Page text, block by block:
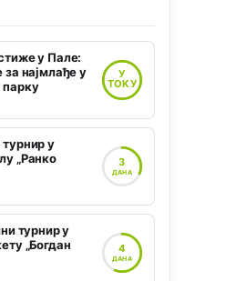
у Пале:
најмлађе у
У
ТОКУ
у
„Ранко
3
ДАНА
турнир у
„Богдан
4
ДАНА